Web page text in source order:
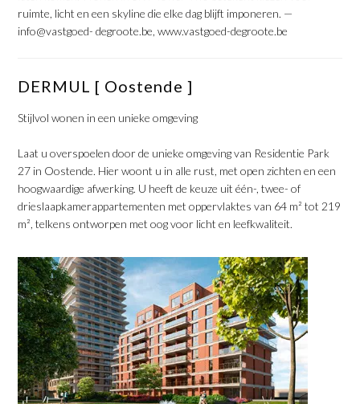
ruimte, licht en een skyline die elke dag blijft imponeren. —
info@vastgoed- degroote.be, www.vastgoed-degroote.be
​DERMUL [ Oostende ]
​Stijlvol wonen in een unieke omgeving
​Laat u overspoelen door de unieke omgeving van Residentie Park
27 in Oostende. Hier woont u in alle rust, met open zichten en een
hoogwaardige afwerking. U heeft de keuze uit één-, twee- of
drieslaapkamerappartementen met oppervlaktes van 64 m² tot 219
m², telkens ontworpen met oog voor licht en leefkwaliteit.